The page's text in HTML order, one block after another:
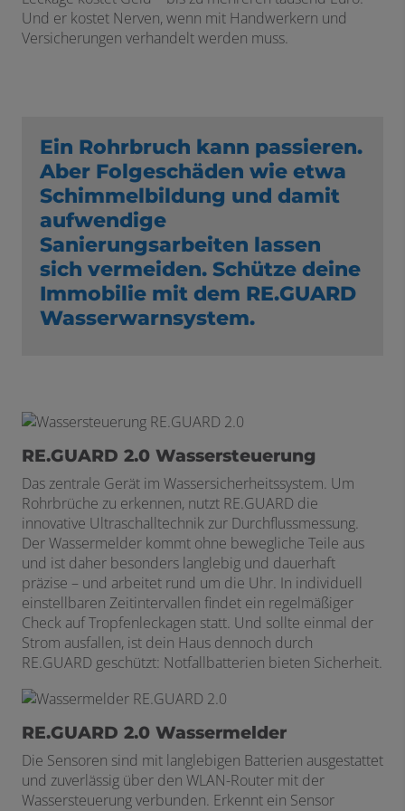
Und er kostet Nerven, wenn mit Handwerkern und
Versicherungen verhandelt werden muss.
Ein Rohrbruch kann passieren.
Aber Folgeschäden wie etwa
Schimmelbildung und damit
aufwendige
Sanierungsarbeiten lassen
sich vermeiden. Schütze deine
Immobilie mit dem RE.GUARD
Wasserwarnsystem.
RE.GUARD 2.0 Wassersteuerung
Das zentrale Gerät im Wassersicherheitssystem. Um
Rohrbrüche zu erkennen, nutzt RE.GUARD die
innovative Ultraschalltechnik zur Durchflussmessung.
Der Wassermelder kommt ohne bewegliche Teile aus
und ist daher besonders langlebig und dauerhaft
präzise – und arbeitet rund um die Uhr. In individuell
einstellbaren Zeitintervallen findet ein regelmäßiger
Check auf Tropfenleckagen statt. Und sollte einmal der
Strom ausfallen, ist dein Haus dennoch durch
RE.GUARD geschützt: Notfallbatterien bieten Sicherheit.
RE.GUARD 2.0 Wassermelder
Die Sensoren sind mit langlebigen Batterien ausgestattet
und zuverlässig über den WLAN-Router mit der
Wassersteuerung verbunden. Erkennt ein Sensor